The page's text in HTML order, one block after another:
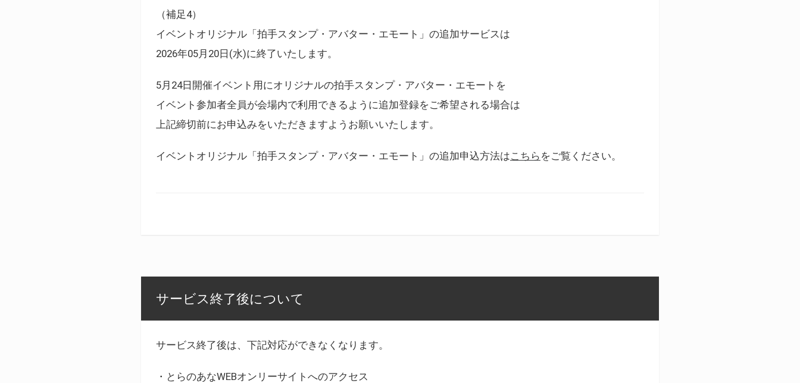
（補足4）
イベントオリジナル「拍手スタンプ・アバター・エモート」の追加サービスは
2026年05月20日(水)に終了いたします。
5月24日開催イベント用にオリジナルの拍手スタンプ・アバター・エモートを
イベント参加者全員が会場内で利用できるように追加登録をご希望される場合は
上記締切前にお申込みをいただきますようお願いいたします。
イベントオリジナル「拍手スタンプ・アバター・エモート」の追加申込方法はこちら をご覧ください。
サービス終了後について
サービス終了後は、下記対応ができなくなります。
・とらのあなWEBオンリーサイトへのアクセス